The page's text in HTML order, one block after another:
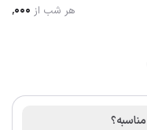
هر شب از